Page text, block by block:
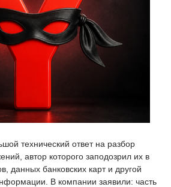
технический ответ на разбор
автор которого заподозрил их в
данных банковских карт и другой
В компании заявили: часть